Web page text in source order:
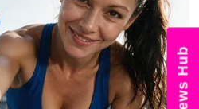
News Hub